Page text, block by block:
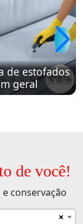
de estofados
geral
de você!
conservação
×